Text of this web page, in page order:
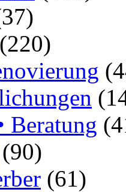
(220)
Beratung
(90)
(61)